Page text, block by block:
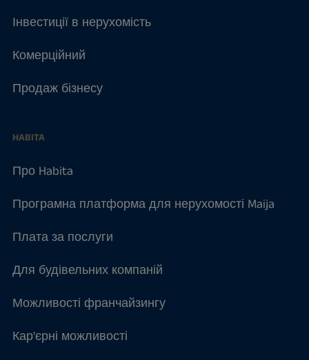
Інвестиції в нерухомість
Комерційний
Продаж бізнесу
HABITA
Про Habita
Програмна платформа для нерухомості Maija
Плата за послуги
Для будівельних компаній
Можливості франчайзингу
Кар'єрні можливості